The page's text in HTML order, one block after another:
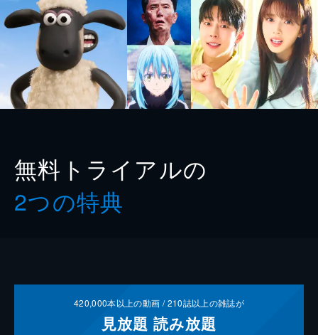
無料トライアルの
2つの特典
420,000本以上の動画 /210誌以上の雑誌が
見放題 読み放題